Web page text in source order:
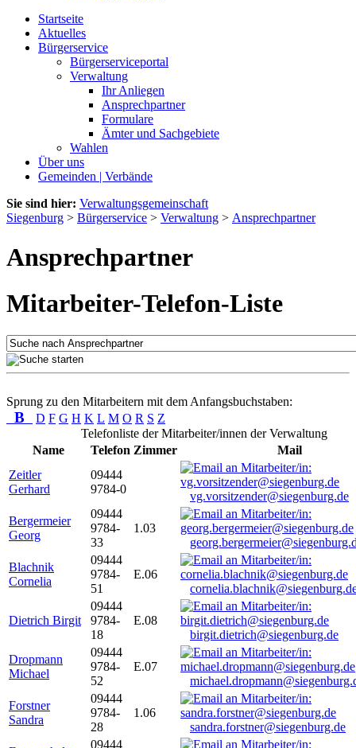
Startseite
Aktuelles
Bürgerservice
Bürgerserviceportal
Verwaltung
Ihr Anliegen
Ansprechpartner
Formulare
Ämter und Sachgebiete
Wahlen
Über uns
Gemeinden | Verbände
Sie sind hier: Verwaltungsgemeinschaft
Siegenburg > Bürgerservice > Verwaltung > Ansprechpartner
Ansprechpartner
Mitarbeiter-Telefon-Liste
Sprung zu den Mitarbeitern mit dem Anfangsbuchstaben:
B D F G H K L M O R S Z
Telefonliste der Mitarbeiter/innen der Verwaltung
Name
Telefon Zimmer
Mail
Zeitler
Gerhard
09444
9784-0
vg.vorsitzender@siegenburg.de
Bergermeier
Georg
09444
9784-
33
1.03
Blachnik
Cornelia
09444
9784-
51
E.06
Dietrich Birgit
09444
9784-
18
E.08
birgit.dietrich@siegenburg.de
Dropmann
Michael
09444
9784-
52
E.07
Forstner
Sandra
09444
9784-
28
1.06
sandra.forstner@siegenburg.de
09444